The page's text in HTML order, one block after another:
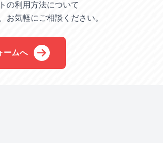
の利用方法について
お気軽にご相談ください。
ームへ